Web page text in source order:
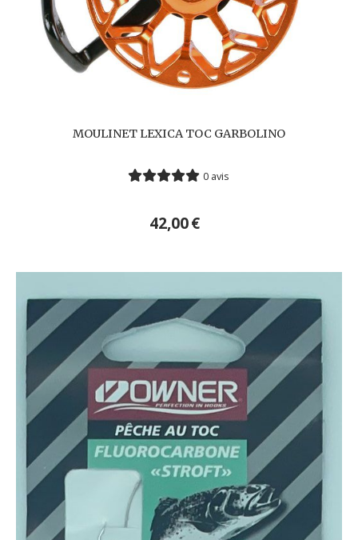
MOULINET LEXICA TOC GARBOLINO
0 avis
42,00€